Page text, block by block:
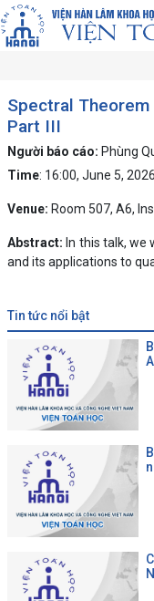
Spectral
Part III
Người báo cáo: Phùng
Time: 16:00, June 5, 2026
Venue: Room 507, A6,
Abstract: In this talk, we
and its applications to
tin tức nổi bật